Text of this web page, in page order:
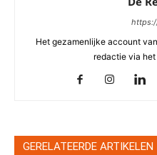
Het gezamenlijke account
redactie via
GERELATEERDE ARTIKELEN